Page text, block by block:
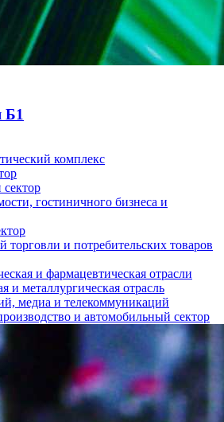
Б1
комплекс
сектор
гостиничного бизнеса и
торговли и потребительских товаров
и фармацевтическая отрасли
и металлургическая отрасль
медиа и телекоммуникаций
и автомобильный сектор